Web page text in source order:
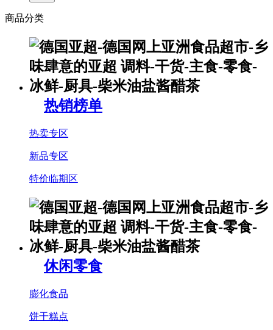
商品分类
热销榜单
热卖专区
新品专区
特价临期区
休闲零食
膨化食品
饼干糕点